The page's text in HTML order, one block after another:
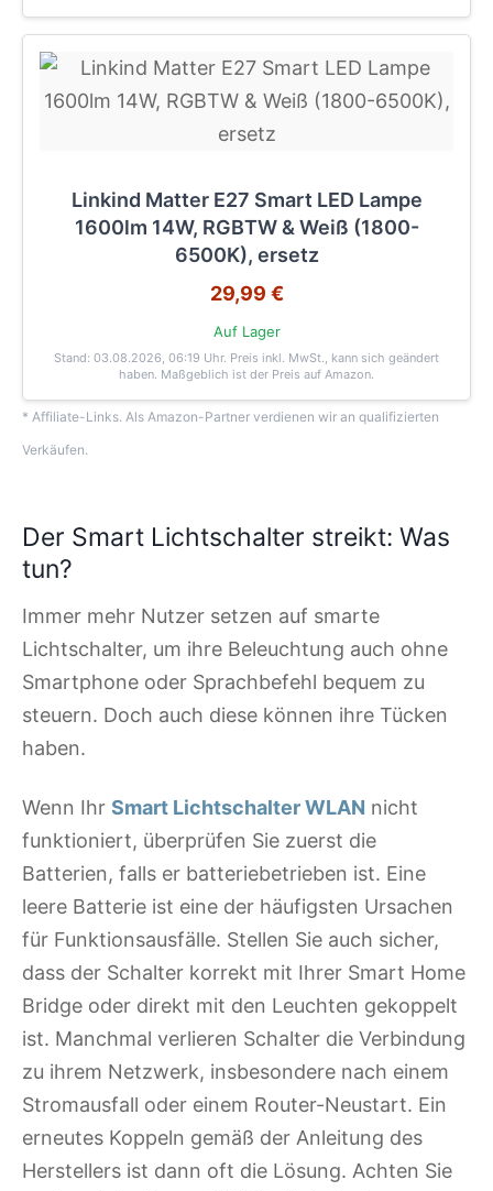
Linkind Matter E27 Smart LED Lampe
1600lm 14W, RGBTW & Weiß (1800-
6500K), ersetz
29,99 €
Auf Lager
Stand: 03.08.2026, 06:19 Uhr. Preis inkl. MwSt., kann sich geändert
haben. Maßgeblich ist der Preis auf Amazon.
* Affiliate-Links. Als Amazon-Partner verdienen wir an qualifizierten
Verkäufen.
Der Smart Lichtschalter streikt: Was
tun?
Immer mehr Nutzer setzen auf smarte
Lichtschalter, um ihre Beleuchtung auch ohne
Smartphone oder Sprachbefehl bequem zu
steuern. Doch auch diese können ihre Tücken
haben.
Wenn Ihr Smart Lichtschalter WLAN nicht
funktioniert, überprüfen Sie zuerst die
Batterien, falls er batteriebetrieben ist. Eine
leere Batterie ist eine der häufigsten Ursachen
für Funktionsausfälle. Stellen Sie auch sicher,
dass der Schalter korrekt mit Ihrer Smart Home
Bridge oder direkt mit den Leuchten gekoppelt
ist. Manchmal verlieren Schalter die Verbindung
zu ihrem Netzwerk, insbesondere nach einem
Stromausfall oder einem Router-Neustart. Ein
erneutes Koppeln gemäß der Anleitung des
Herstellers ist dann oft die Lösung. Achten Sie